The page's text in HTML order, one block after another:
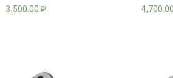
3,500.00 ₽ 4,700.00